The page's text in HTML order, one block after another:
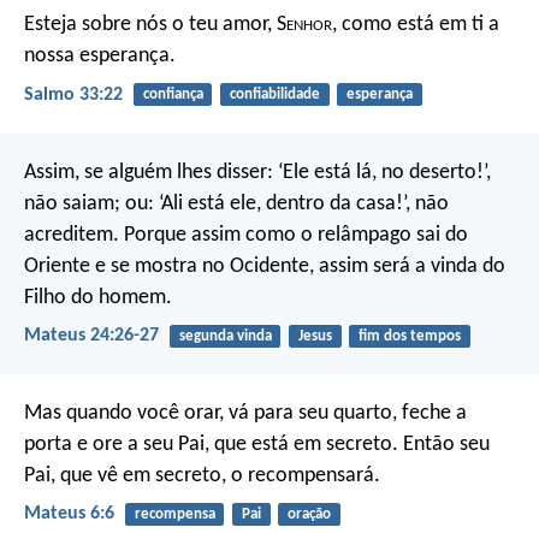
Esteja sobre nós o teu amor, Senhor, como está em ti a
nossa esperança.
Salmo 33:22 confiança confiabilidade esperança
Assim, se alguém lhes disser: ‘Ele está lá, no deserto!’,
não saiam; ou: ‘Ali está ele, dentro da casa!’, não
acreditem. Porque assim como o relâmpago sai do
Oriente e se mostra no Ocidente, assim será a vinda do
Filho do homem.
Mateus 24:26-27 segunda vinda Jesus fim dos tempos
Mas quando você orar, vá para seu quarto, feche a
porta e ore a seu Pai, que está em secreto. Então seu
Pai, que vê em secreto, o recompensará.
Mateus 6:6 recompensa Pai oração